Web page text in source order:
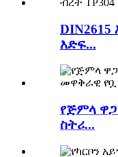
እድፍ...
የጅምላ
ስትሪ...